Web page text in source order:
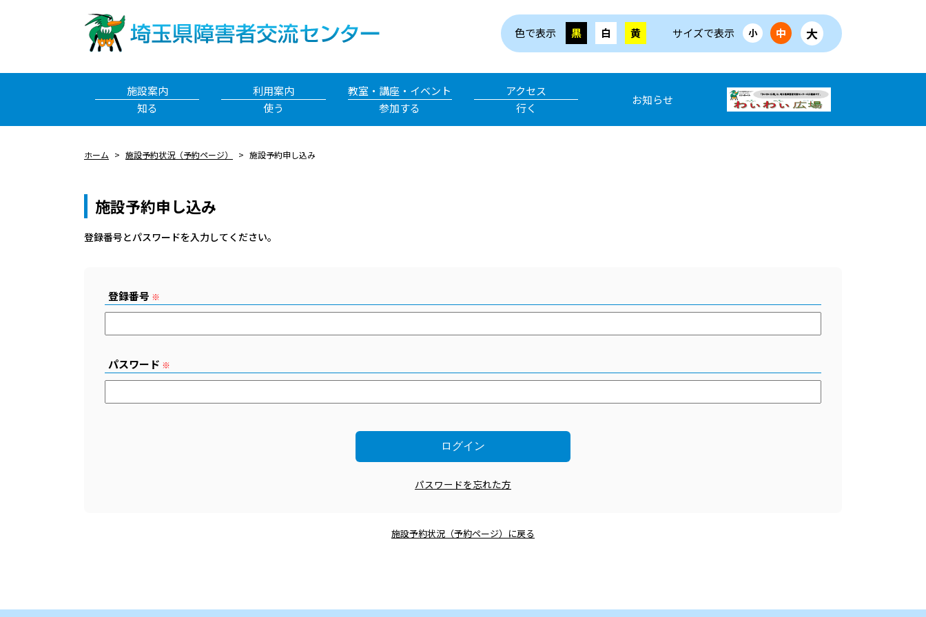
色で表示 黒 白 黄 サイズで表示 小 中 大
施設案内
知る
利用案内
使う
教室・講座・イベント
参加する
アクセス
行く
お知らせ
ホーム 施設予約状況（予約ページ） 施設予約申し込み
施設予約申し込み
登録番号とパスワードを⼊⼒してください。
登録番号 ※
パスワード ※
パスワードを忘れた方
施設予約状況（予約ページ）に戻る